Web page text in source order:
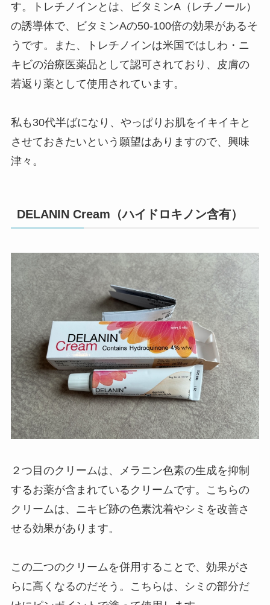
す。トレチノインとは、ビタミンA（レチノール）
の誘導体で、ビタミンAの50-100倍の効果があるそ
うです。また、トレチノインは米国ではしわ・ニ
キビの治療医薬品として認可されており、皮膚の
若返り薬として使用されています。
私も30代半ばになり、やっぱりお肌をイキイキと
させておきたいという願望はありますので、興味
津々。
DELANIN Cream（ハイドロキノン含有）
２つ目のクリームは、メラニン色素の生成を抑制
するお薬が含まれているクリームです。こちらの
クリームは、ニキビ跡の色素沈着やシミを改善さ
せる効果があります。
この二つのクリームを併用することで、効果がさ
らに高くなるのだそう。こちらは、シミの部分だ